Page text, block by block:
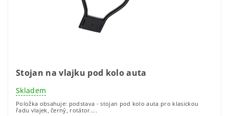
Stojan na vlajku pod kolo auta
Skladem
Položka obsahuje: podstava - stojan pod kolo auta pro klasickou
řadu vlajek, černý, rotátor....